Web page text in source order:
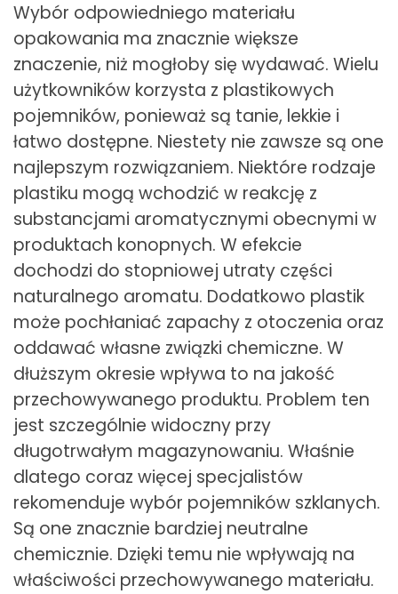
Wybór odpowiedniego materiału
opakowania ma znacznie większe
znaczenie, niż mogłoby się wydawać. Wielu
użytkowników korzysta z plastikowych
pojemników, ponieważ są tanie, lekkie i
łatwo dostępne. Niestety nie zawsze są one
najlepszym rozwiązaniem. Niektóre rodzaje
plastiku mogą wchodzić w reakcję z
substancjami aromatycznymi obecnymi w
produktach konopnych. W efekcie
dochodzi do stopniowej utraty części
naturalnego aromatu. Dodatkowo plastik
może pochłaniać zapachy z otoczenia oraz
oddawać własne związki chemiczne. W
dłuższym okresie wpływa to na jakość
przechowywanego produktu. Problem ten
jest szczególnie widoczny przy
długotrwałym magazynowaniu. Właśnie
dlatego coraz więcej specjalistów
rekomenduje wybór pojemników szklanych.
Są one znacznie bardziej neutralne
chemicznie. Dzięki temu nie wpływają na
właściwości przechowywanego materiału.